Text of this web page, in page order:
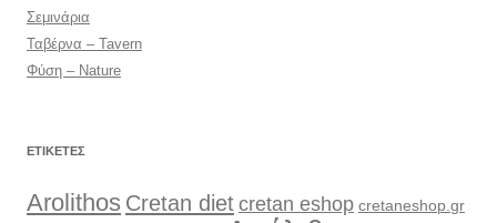
Σεμινάρια
Ταβέρνα – Tavern
Φύση – Nature
ΕΤΙΚΈΤΕΣ
Arolithos Cretan dietcretan eshop cretaneshop.gr